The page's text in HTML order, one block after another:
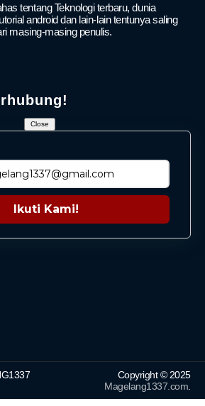
tentang Teknologi terbaru, dunia
android dan lain-lain tentunya saling
masing-masing penulis.
Ikuti Kami!
Copyright © 2025
Magelang1337.com.
Close